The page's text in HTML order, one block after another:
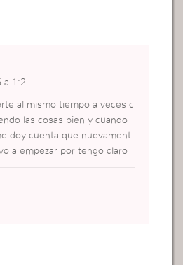
a 1:2
al mismo tiempo a veces c
las cosas bien y cuando
doy cuenta que nuevament
a empezar por tengo claro
su espíritu nos guía y nos d